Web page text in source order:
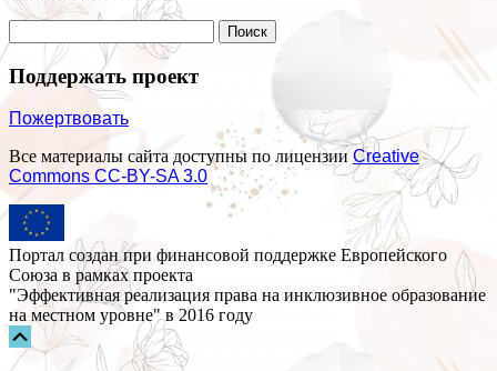
Поддержать проект
Пожертвовать
Все материалы сайта доступны по лицензииCreative
Commons СС-BY-SA 3.0
Портал создан при финансовой поддержке Европейского
Союза в рамках проекта
"Эффективная реализация права на инклюзивное образование
на местном уровне" в 2016 году
Прокрутка
вверх